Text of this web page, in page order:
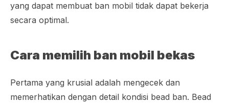
yang dapat membuat ban mobil tidak dapat bekerja
secara optimal.
Cara memilih ban mobil bekas
Pertama yang krusial adalah mengecek dan
memerhatikan dengan detail kondisi bead ban. Bead